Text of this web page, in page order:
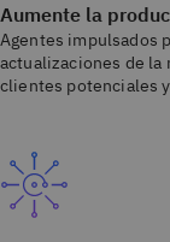
Aumente la
Agentes impulsados
actualizaciones de la
clientes potenciales